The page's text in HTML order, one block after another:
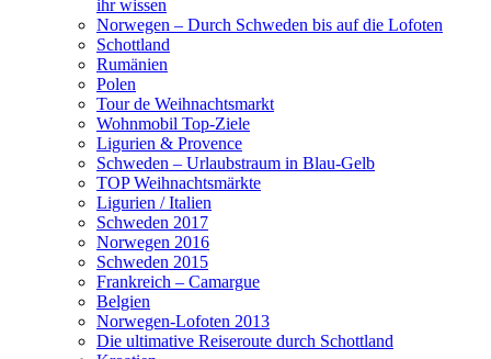
ihr wissen
Norwegen – Durch Schweden bis auf die Lofoten
Schottland
Rumänien
Polen
Tour de Weihnachtsmarkt
Wohnmobil Top-Ziele
Ligurien & Provence
Schweden – Urlaubstraum in Blau-Gelb
TOP Weihnachtsmärkte
Ligurien / Italien
Schweden 2017
Norwegen 2016
Schweden 2015
Frankreich – Camargue
Belgien
Norwegen-Lofoten 2013
Die ultimative Reiseroute durch Schottland